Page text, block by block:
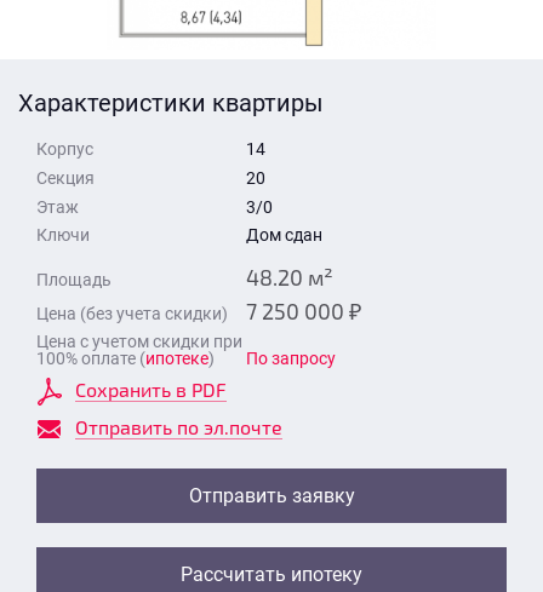
Характеристики квартиры
Корпус
14
Секция
20
Этаж
3/0
Ключи
Дом сдан
Площадь 48.20 м²
Цена (без учета скидки) 7 250 000 ₽
Цена с учетом скидки при
100% оплате (ипотеке) По запросу
Сохранить в PDF
Отправить по эл.почте
Отправить заявку
Рассчитать ипотеку
Отправить
Отправить
Отправить